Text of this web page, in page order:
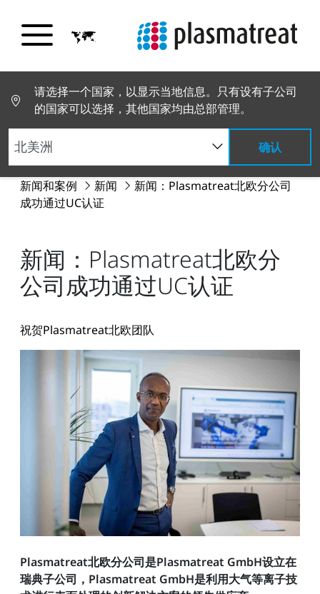
请选择一个国家，以显示当地信息。只有设有子公司
的国家可以选择，其他国家均由总部管理。
确认
新闻和案例 新闻
新闻：Plasmatreat北欧分公司
成功通过UC认证
新闻：Plasmatreat北欧分
公司成功通过UC认证
祝贺Plasmatreat北欧团队
Plasmatreat北欧分公司是Plasmatreat GmbH设立在
瑞典子公司，Plasmatreat GmbH是利用大气等离子技